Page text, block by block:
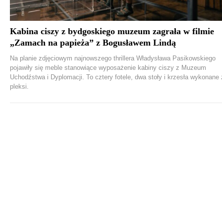
Kabina ciszy z bydgoskiego muzeum zagrała w filmie
„Zamach na papieża” z Bogusławem Lindą
Na planie zdjęciowym najnowszego thrillera Władysława Pasikowskiego
pojawiły się meble stanowiące wyposażenie kabiny ciszy z Muzeum
Uchodźstwa i Dyplomacji. To cztery fotele, dwa stoły i krzesła wykonane
pleksi.